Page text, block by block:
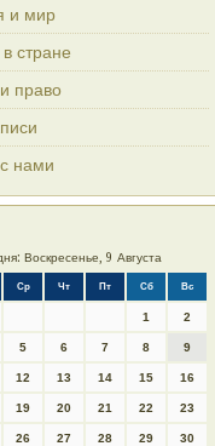
и мир
стране
право
нами
Воскресенье, 9 Августа
Ср Чт Пт Сб Вс
1 2
5 6 7 8 9
12 13 14 15 16
19 20 21 22 23
26 27 28 29 30